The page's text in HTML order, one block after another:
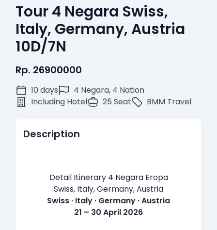
Tour 4 Negara Swiss,
Italy, Germany, Austria
10D/7N
Rp. 26900000
10 days
4 Negara, 4 Nation
Including Hotel
25 Seat BMM Travel
Description
Detail Itinerary 4 Negara Eropa
Swiss, Italy, Germany, Austria
Swiss · Italy · Germany · Austria
21 – 30 April 2026